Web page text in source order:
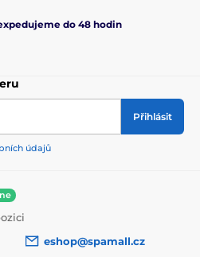
do 48 hodin
Přihlásit
údajů
eshop@spamall.cz